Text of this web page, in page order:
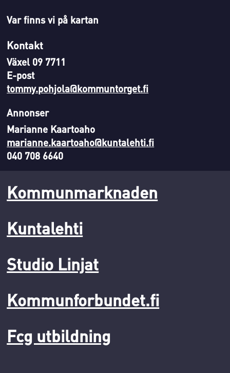
Var finns vi på kartan
Kontakt
Växel 09 7711
E-post
tommy.pohjola@kommuntorget.fi
Annonser
Marianne Kaartoaho
marianne.kaartoaho@kuntalehti.fi
040 708 6640
Kommunmarknaden
Kuntalehti
Studio Linjat
Kommunforbundet.fi
Fcg utbildning